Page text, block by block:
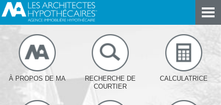
À PROPOS DE MA
RECHERCHE DE
COURTIER
CALCULATRICE